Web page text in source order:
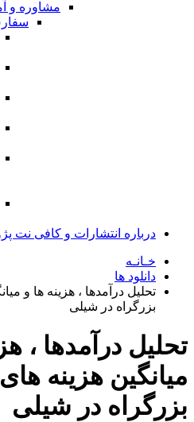
مشاوره و
درباره انتشارات و کافی نت
خـانـه
دانلود ها
تحلیل درآمدها ، هزینه ها و
بزرگراه در شیلی
تحلیل درآمدها ،
میانگین هزینه
بزرگراه در شیلی